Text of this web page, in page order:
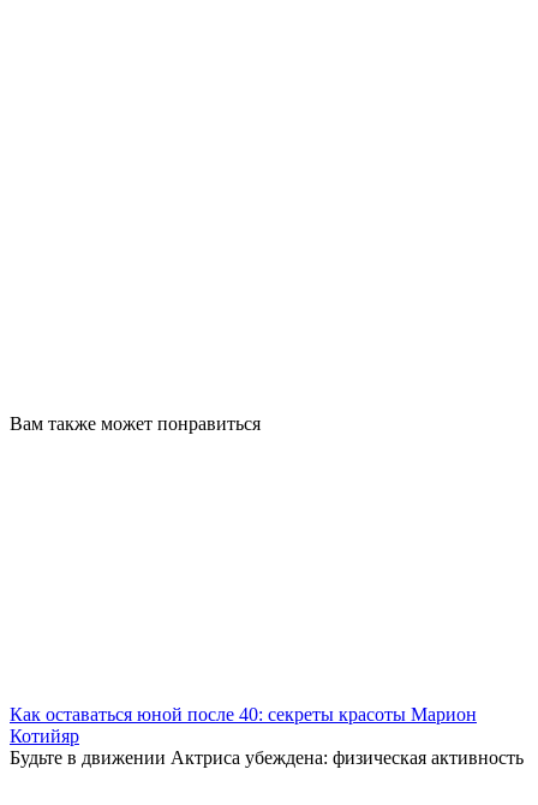
Вам также может понравиться
Как оставаться юной после 40: секреты красоты Марион
Котийяр
Будьте в движении Актриса убеждена: физическая активность